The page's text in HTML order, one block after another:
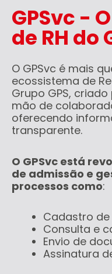
GPSvc -
de RH do
O GPSvc é mais
ecossistema de
Grupo GPS,
mão de
oferecendo
transparente.
O GPSvc está
de admissão e
processos como:
Cadastro
Consulta e
Envio de
Assinatura